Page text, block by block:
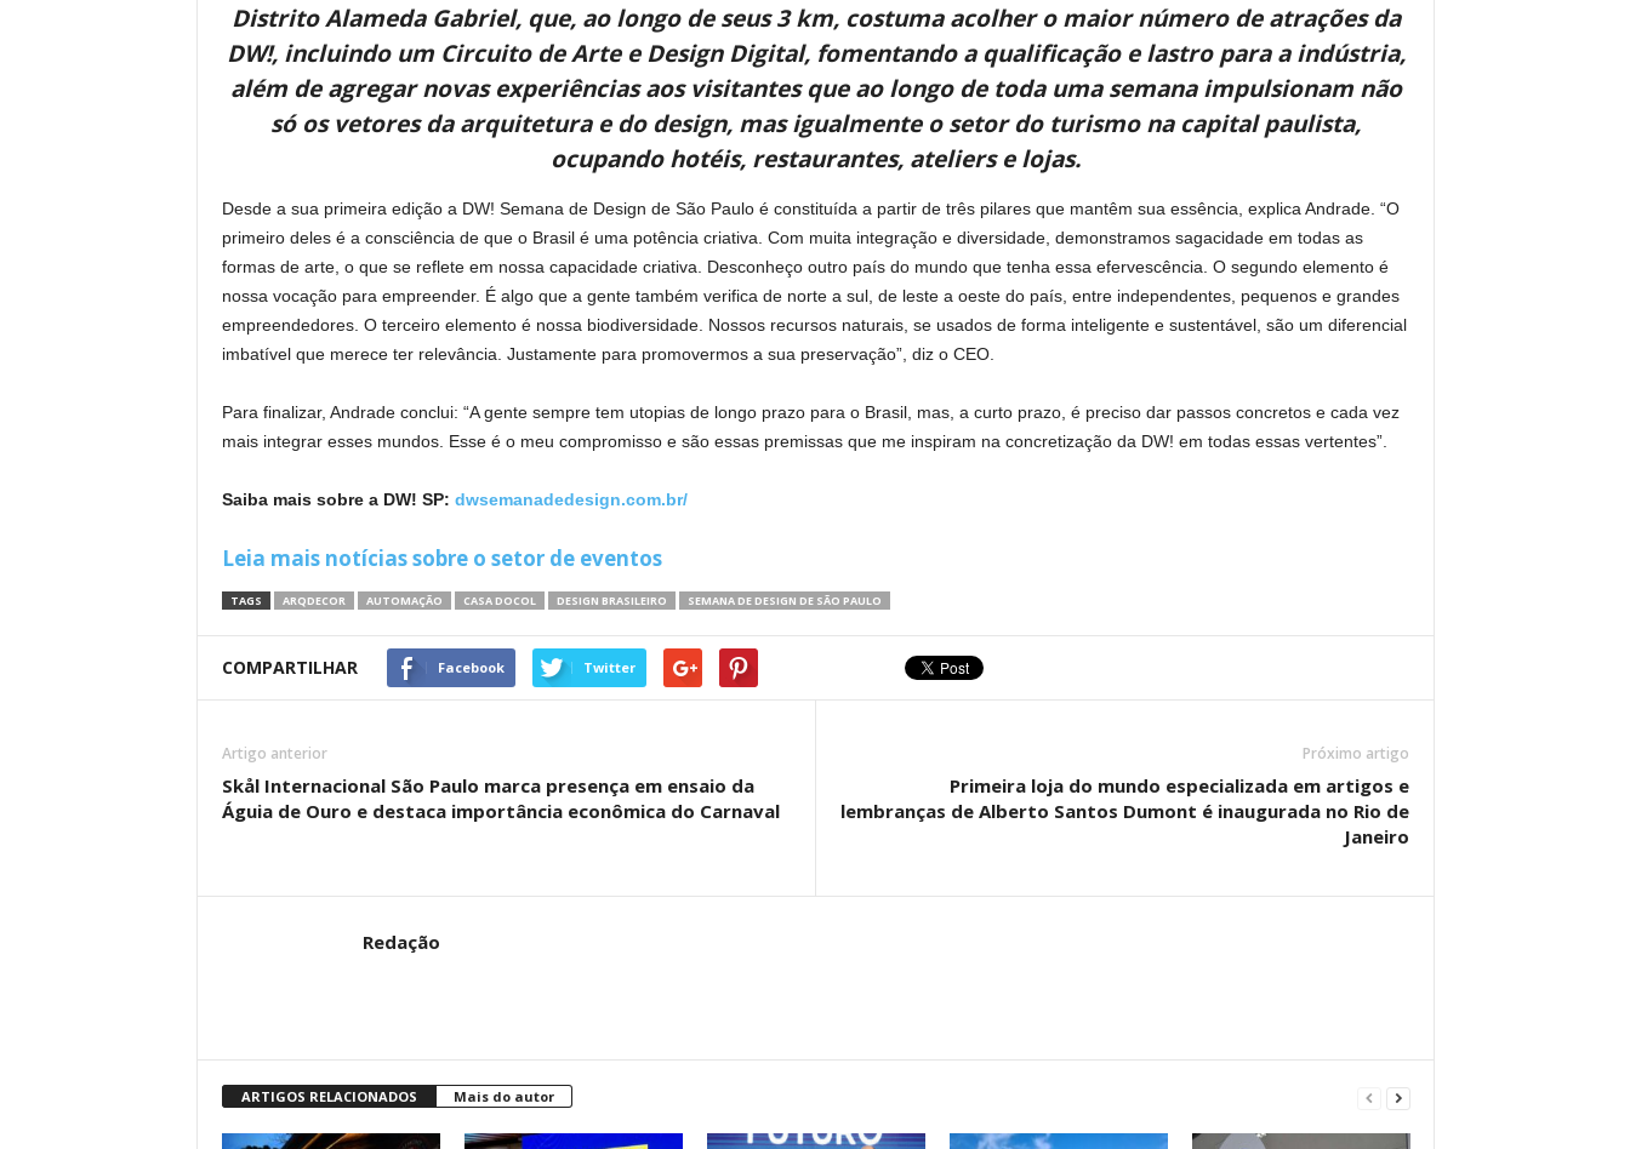
Distrito Alameda Gabriel, que, ao longo de seus 3 km, costuma acolher o maior número de atrações da
DW!, incluindo um Circuito de Arte e Design Digital, fomentando a qualificação e lastro para a indústria,
além de agregar novas experiências aos visitantes que ao longo de toda uma semana impulsionam não
só os vetores da arquitetura e do design, mas igualmente o setor do turismo na capital paulista,
ocupando hotéis, restaurantes, ateliers e lojas.
Desde a sua primeira edição a DW! Semana de Design de São Paulo é constituída a partir de três pilares que mantêm sua essência, explica Andrade. “O
primeiro deles é a consciência de que o Brasil é uma potência criativa. Com muita integração e diversidade, demonstramos sagacidade em todas as
formas de arte, o que se reflete em nossa capacidade criativa. Desconheço outro país do mundo que tenha essa efervescência. O segundo elemento é
nossa vocação para empreender. É algo que a gente também verifica de norte a sul, de leste a oeste do país, entre independentes, pequenos e grandes
empreendedores. O terceiro elemento é nossa biodiversidade. Nossos recursos naturais, se usados de forma inteligente e sustentável, são um diferencial
imbatível que merece ter relevância. Justamente para promovermos a sua preservação”, diz o CEO.
Para finalizar, Andrade conclui: “A gente sempre tem utopias de longo prazo para o Brasil, mas, a curto prazo, é preciso dar passos concretos e cada vez
mais integrar esses mundos. Esse é o meu compromisso e são essas premissas que me inspiram na concretização da DW! em todas essas vertentes”.
Saiba mais sobre a DW! SP: dwsemanadedesign.com.br/
Leia mais notícias sobre o setor de eventos
TAGS ARQDECOR AUTOMAÇÃO CASA DOCOL DESIGN BRASILEIRO SEMANA DE DESIGN DE SÃO PAULO
COMPARTILHAR Facebook Twitter
Artigo anterior
Skål Internacional São Paulo marca presença em ensaio da
Águia de Ouro e destaca importância econômica do Carnaval
Próximo artigo
Primeira loja do mundo especializada em artigos e
lembranças de Alberto Santos Dumont é inaugurada no Rio de
Janeiro
Redação
ARTIGOS RELACIONADOS Mais do autor